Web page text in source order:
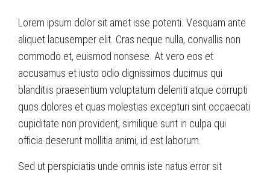
Lorem ipsum dolor sit amet isse potenti. Vesquam ante
aliquet lacusemper elit. Cras neque nulla, convallis non
commodo et, euismod nonsese. At vero eos et
accusamus et iusto odio dignissimos ducimus qui
blanditiis praesentium voluptatum deleniti atque corrupti
quos dolores et quas molestias excepturi sint occaecati
cupiditate non provident, similique sunt in culpa qui
officia deserunt mollitia animi, id est laborum.
Sed ut perspiciatis unde omnis iste natus error sit